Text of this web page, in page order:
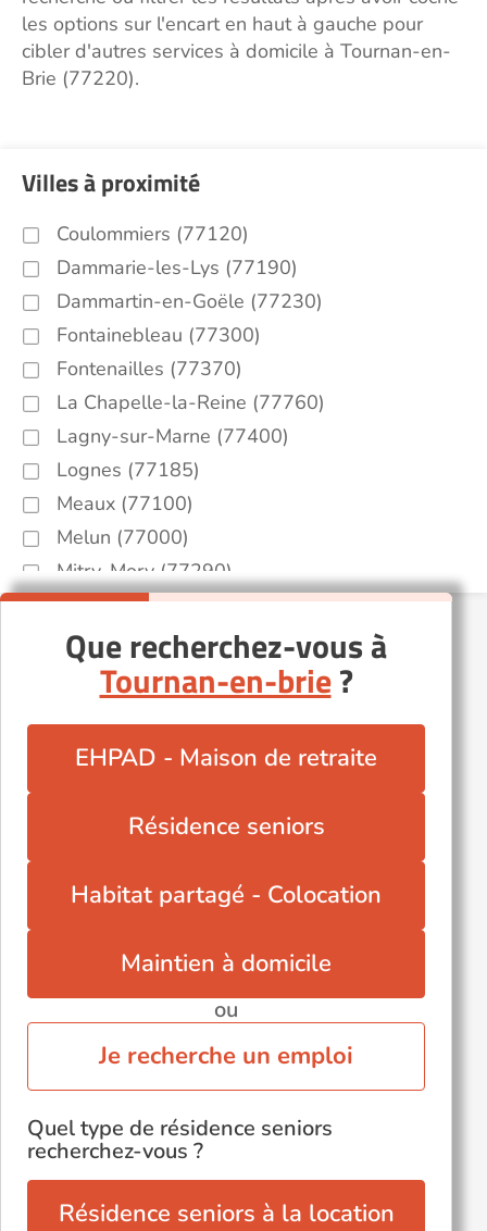
les options sur l'encart en haut à gauche pour
cibler d'autres services à domicile à Tournan-en-
Brie (77220).
Villes à proximité
Coulommiers (77120)
Dammarie-les-Lys (77190)
Dammartin-en-Goële (77230)
Fontainebleau (77300)
Fontenailles (77370)
La Chapelle-la-Reine (77760)
Lagny-sur-Marne (77400)
Lognes (77185)
Meaux (77100)
Melun (77000)
Mitry-Mory (77290)
Montereau-Fault-Yonne (77130)
Nangis (77370)
Nemours (77140)
Ozoir-la-Ferrière (77330)
Torcy (77200)
Villeparisis (77270)
Que recherchez-vous à
Tournan-en-brie?
EHPAD - Maison de retraite
Résidence seniors
Habitat partagé - Colocation
Maintien à domicile
ou
Je recherche un emploi
Quel type de résidence seniors
recherchez-vous ?
Résidence seniors à la location